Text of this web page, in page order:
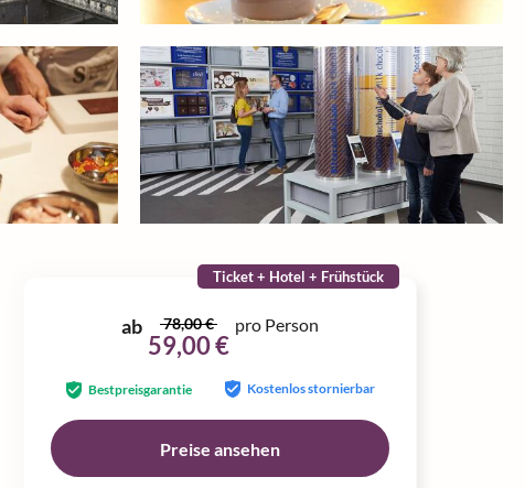
Ticket + Hotel + Frühstück
ab 78,00 €
59,00 €
pro Person
Bestpreisgarantie Kostenlos stornierbar
Preise ansehen